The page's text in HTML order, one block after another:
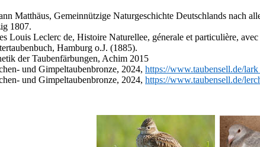
Matthäus, Gemeinnüt­zige Naturgeschichte Deutschlands nach
1807.
Louis Leclerc de, Histoire Naturellee, génerale et particulière,
Hamburg o.J. (1885).
der Taubenfärbungen, Achim 2015
und Gimpeltaubenbronze, 2024, https://www.taubensell.de/
und Gimpeltaubenbronze, 2024, https://www.taubensell.de/